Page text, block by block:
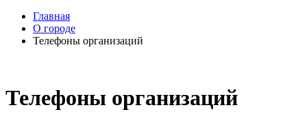
Главная
О городе
Телефоны организаций
Телефоны организаций